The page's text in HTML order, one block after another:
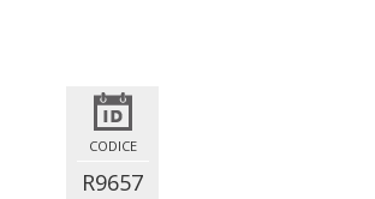
CODICE
R9657